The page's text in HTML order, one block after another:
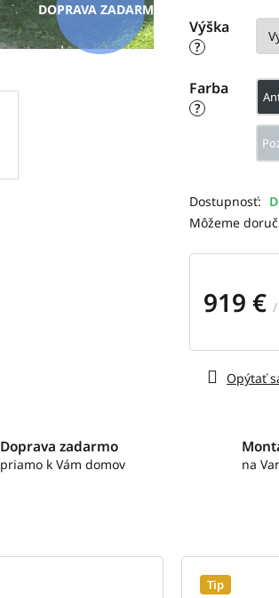
ZADARMO
Výška
?
Farba
?
Môžeme
919 € /
cena:
Opýtať
Doprava zadarmo
priamo k Vám domov na
Tip